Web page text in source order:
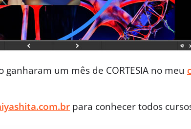
ganharam um mês de CORTESIA no meu
para conhecer todos